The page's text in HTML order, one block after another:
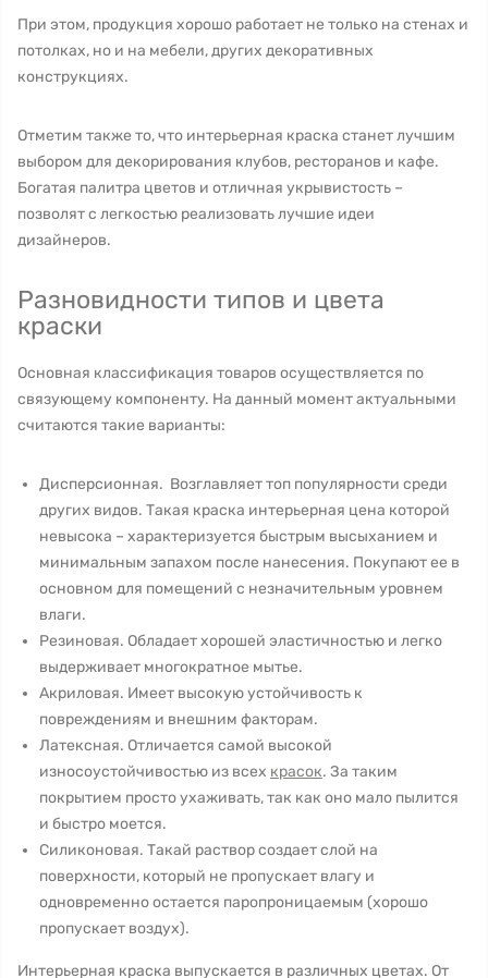
При этом, продукция хорошо работает не только на стенах и
потолках, но и на мебели, других декоративных
конструкциях.
Отметим также то, что интерьерная краска станет лучшим
выбором для декорирования клубов, ресторанов и кафе.
Богатая палитра цветов и отличная укрывистость –
позволят с легкостью реализовать лучшие идеи
дизайнеров.
Разновидности типов и цвета
краски
Основная классификация товаров осуществляется по
связующему компоненту. На данный момент актуальными
считаются такие варианты:
Дисперсионная. Возглавляет топ популярности среди
других видов. Такая краска интерьерная цена которой
невысока – характеризуется быстрым высыханием и
минимальным запахом после нанесения. Покупают ее в
основном для помещений с незначительным уровнем
влаги.
Резиновая. Обладает хорошей эластичностью и легко
выдерживает многократное мытье.
Акриловая. Имеет высокую устойчивость к
повреждениям и внешним факторам.
Латексная. Отличается самой высокой
износоустойчивостью из всех красок. За таким
покрытием просто ухаживать, так как оно мало пылится
и быстро моется.
Силиконовая. Такай раствор создает слой на
поверхности, который не пропускает влагу и
одновременно остается паропроницаемым (хорошо
пропускает воздух).
Интерьерная краска выпускается в различных цветах. От